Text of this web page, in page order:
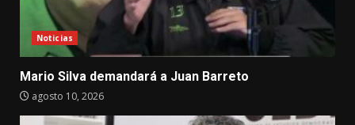
Noticias
Mario Silva demandará a Juan Barreto
agosto 10, 2026